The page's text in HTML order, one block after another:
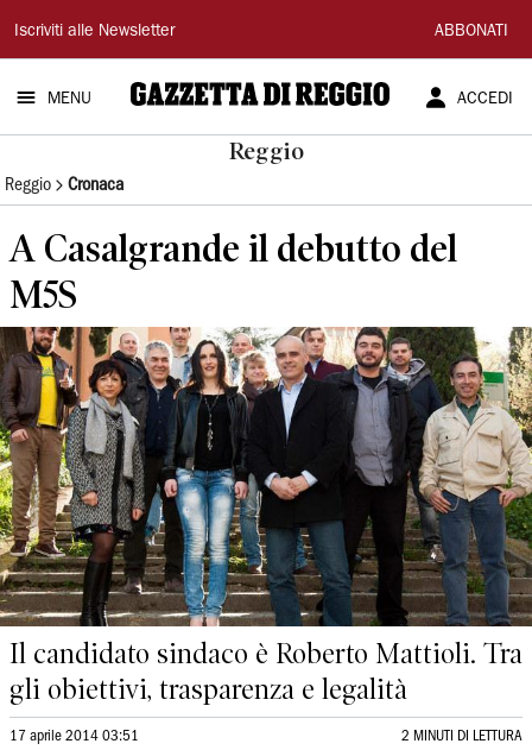
Gazzetta
di
Reggio
Iscriviti alle Newsletter ABBONATI
MENU ACCEDI
Reggio
Reggio Cronaca
A Casalgrande il debutto del
M5S
Il candidato sindaco è Roberto Mattioli. Tra
gli obiettivi, trasparenza e legalità
17 aprile 2014 03:51 2 MINUTI DI LETTURA